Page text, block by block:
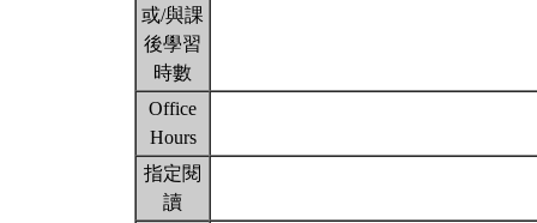
或/與課
後學習
時數
Office
Hours
指定閱
讀